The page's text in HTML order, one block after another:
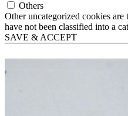
Others
Other uncategorized cookies are
have not been classified into a
SAVE & ACCEPT